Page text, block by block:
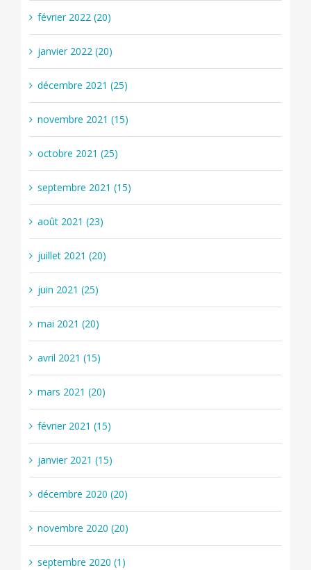
février 2022 (20)
janvier 2022 (20)
décembre 2021 (25)
novembre 2021 (15)
octobre 2021 (25)
septembre 2021 (15)
août 2021 (23)
juillet 2021 (20)
juin 2021 (25)
mai 2021 (20)
avril 2021 (15)
mars 2021 (20)
février 2021 (15)
janvier 2021 (15)
décembre 2020 (20)
novembre 2020 (20)
septembre 2020 (1)